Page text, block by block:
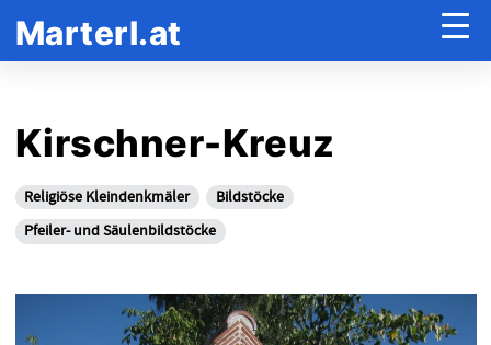
Marterl.at
Kirschner-Kreuz
Religiöse Kleindenkmäler
Bildstöcke
Pfeiler- und Säulenbildstöcke